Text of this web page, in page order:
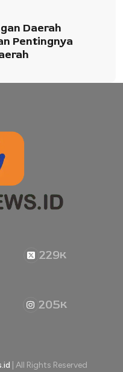
Daerah
Pentingnya
229K
205K
| All Rights Reserved